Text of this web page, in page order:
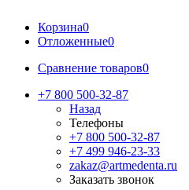
Корзина0
Отложенные0
Сравнение товаров0
+7 800 500-32-87
Назад
Телефоны
+7 800 500-32-87
+7 499 946-23-33
zakaz@artmedenta.ru
Заказать звонок